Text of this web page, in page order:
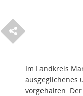
Im Landkreis
ausgeglichenes
vorgehalten.